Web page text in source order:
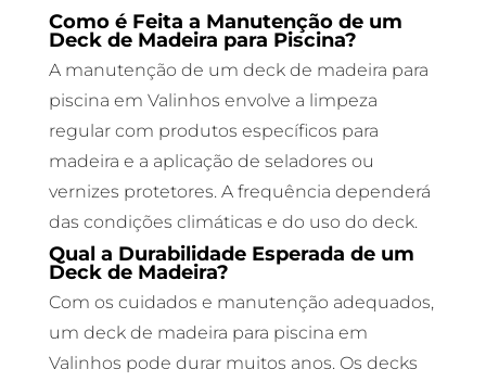
Como é Feita a Manutenção de um
Deck de Madeira para Piscina?
A manutenção de um deck de madeira para
piscina em Valinhos envolve a limpeza
regular com produtos específicos para
madeira e a aplicação de seladores ou
vernizes protetores. A frequência dependerá
das condições climáticas e do uso do deck.
Qual a Durabilidade Esperada de um
Deck de Madeira?
Com os cuidados e manutenção adequados,
um deck de madeira para piscina em
Valinhos pode durar muitos anos. Os decks